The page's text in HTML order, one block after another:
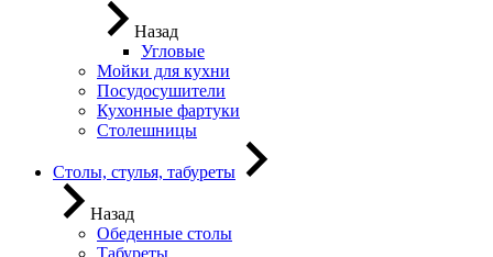
Назад
Угловые
Мойки для кухни
Посудосушители
Кухонные фартуки
Столешницы
Столы, стулья, табуреты
Назад
Обеденные столы
Табуреты